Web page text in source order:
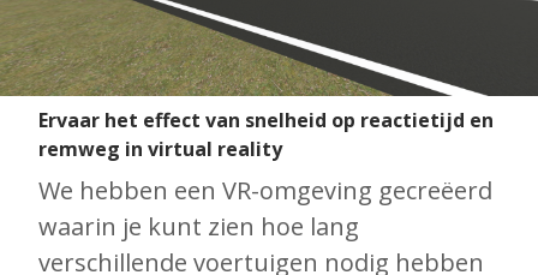
Ervaar het effect van snelheid op reactietijd en
remweg in virtual reality
We hebben een VR-omgeving gecreëerd
waarin je kunt zien hoe lang
verschillende voertuigen nodig hebben